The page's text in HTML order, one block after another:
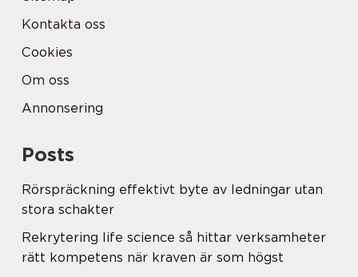
Kontakta oss
Cookies
Om oss
Annonsering
Posts
Rörspräckning effektivt byte av ledningar utan
stora schakter
Rekrytering life science så hittar verksamheter
rätt kompetens när kraven är som högst